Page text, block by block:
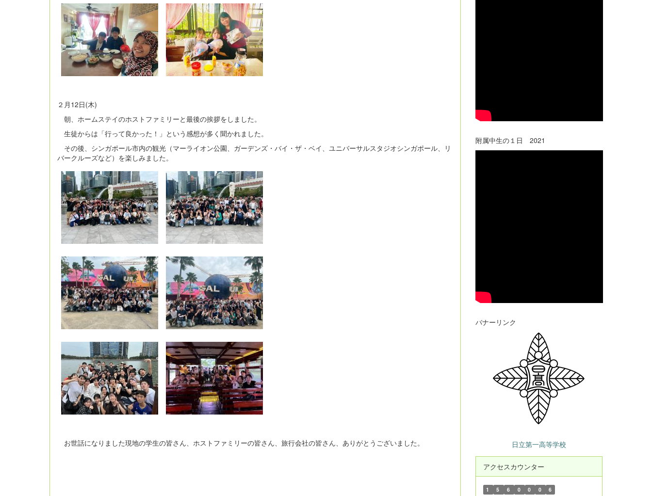
２月12日(木)
朝、ホームステイのホストファミリーと最後の挨拶をしました。
生徒からは「行って良かった！」という感想が多く聞かれました。
その後、シンガポール市内の観光（マーライオン公園、ガーデンズ・バイ・ザ・ベイ、ユニバーサルスタジオシンガポール、リ
バークルーズなど）を楽しみました。
お世話になりました現地の学生の皆さん、ホストファミリーの皆さん、旅行会社の皆さん、ありがとうございました。
附属中生の１日 2021
バナーリンク
日立第一高等学校
アクセスカウンター
1 5 6 0 0 0 6